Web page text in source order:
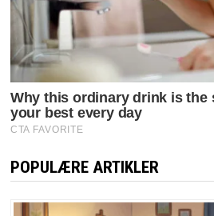
POPULÆRE ARTIKLER